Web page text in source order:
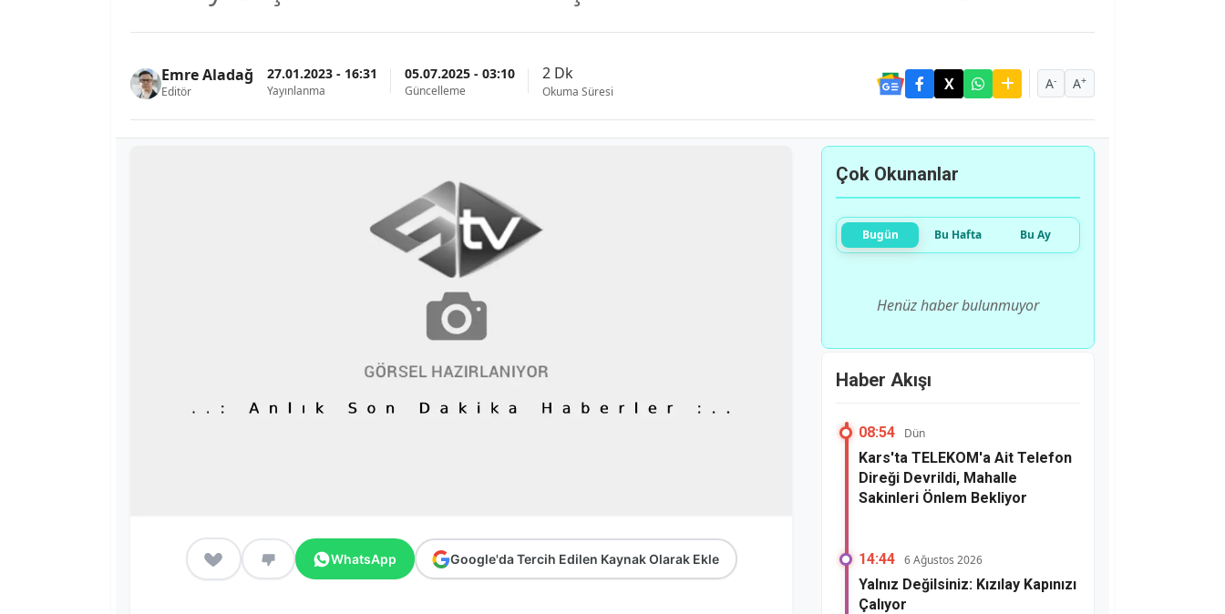
Emre Aladağ
Editör
27.01.2023 - 16:31
Yayınlanma
05.07.2025 - 03:10
Güncelleme
2 Dk
Okuma Süresi A- A+
WhatsApp Google'da Tercih Edilen Kaynak Olarak Ekle
Çok Okunanlar
Bugün Bu Hafta Bu Ay
Henüz haber bulunmuyor
Haber Akışı
08:54 Dün
Kars'ta TELEKOM'a Ait Telefon
Direği Devrildi, Mahalle
Sakinleri Önlem Bekliyor
14:44 6 Ağustos 2026
Yalnız Değilsiniz: Kızılay Kapınızı
Çalıyor